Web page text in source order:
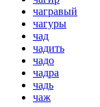
чагравый
чагуры
чад
чадить
чадо
чадра
чадь
чаж